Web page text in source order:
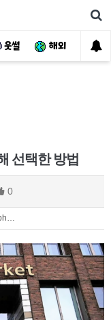
웃썰 해외 핫
선택한 방법
0